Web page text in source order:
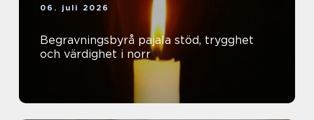
06. juli 2026
Begravningsbyrå pajala stöd, trygghet
och värdighet i norr